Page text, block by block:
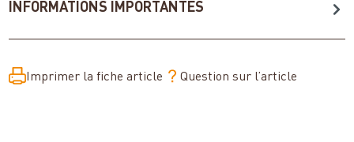
INFORMATIONS IMPORTANTES
Imprimer la fiche article Question sur l’article